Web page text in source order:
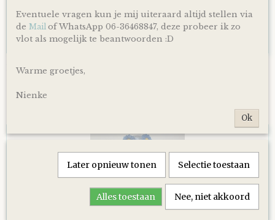
Luiertaart Basic 64 Beige
Eventuele vragen kun je mij uiteraard altijd stellen via
de Mail of WhatsApp 06-36468847, deze probeer ik zo
vlot als mogelijk te beantwoorden :D
Warme groetjes,
Nienke
Ok
Later opnieuw tonen Selectie toestaan
Alles toestaan Nee, niet akkoord